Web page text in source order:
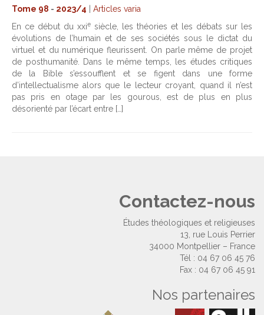
Tome 98 - 2023/4
Articles varia
En ce début du xxie siècle, les théories et les débats sur les
évolutions de l’humain et de ses sociétés sous le dictat du
virtuel et du numérique fleurissent. On parle même de projet
de posthumanité. Dans le même temps, les études critiques
de la Bible s’essoufflent et se figent dans une forme
d’intellectualisme alors que le lecteur croyant, quand il n’est
pas pris en otage par les gourous, est de plus en plus
désorienté par l’écart entre […]
Contactez-nous
Études théologiques et religieuses
13, rue Louis Perrier
34000 Montpellier – France
Tél : 04 67 06 45 76
Fax : 04 67 06 45 91
Nos partenaires